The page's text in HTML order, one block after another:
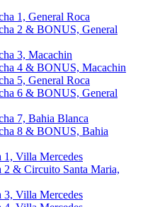
1, General Roca
2 & BONUS, General
3, Macachin
4 & BONUS, Macachin
5, General Roca
6 & BONUS, General
7, Bahia Blanca
8 & BONUS, Bahia
Villa Mercedes
& Circuito Santa Maria,
Villa Mercedes